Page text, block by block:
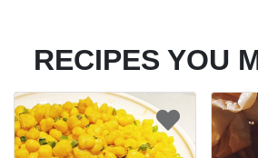
RECIPES YOU